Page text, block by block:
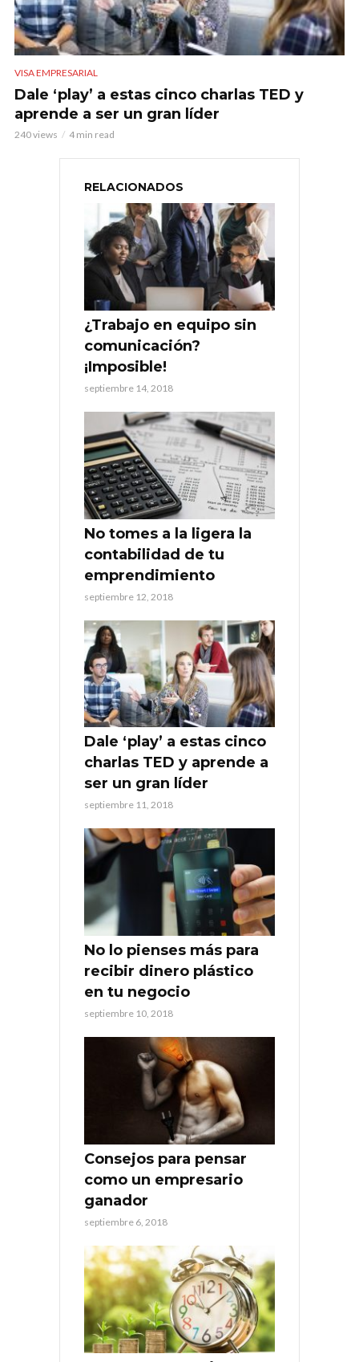
VISA EMPRESARIAL
Dale ‘play’ a estas cinco charlas TED y
aprende a ser un gran líder
240 views 4 min read
RELACIONADOS
¿Trabajo en equipo sin
comunicación?
¡Imposible!
septiembre 14, 2018
No tomes a la ligera la
contabilidad de tu
emprendimiento
septiembre 12, 2018
Dale ‘play’ a estas cinco
charlas TED y aprende a
ser un gran líder
septiembre 11, 2018
No lo pienses más para
recibir dinero plástico
en tu negocio
septiembre 10, 2018
Consejos para pensar
como un empresario
ganador
septiembre 6, 2018